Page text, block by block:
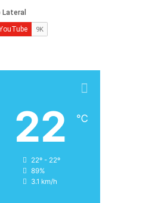
22 ℃
22º - 22º
89%
3.1 km/h